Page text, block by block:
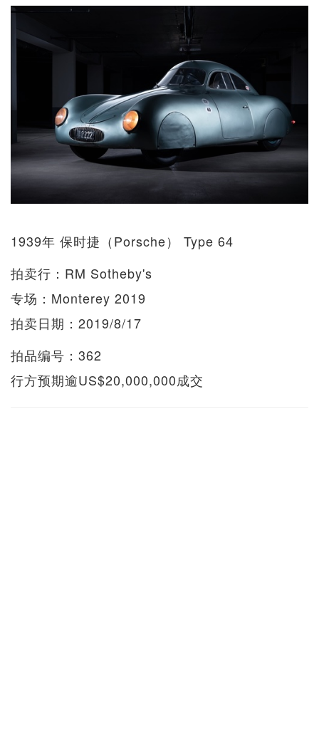
1939年 保时捷（Porsche） Type 64
拍卖行：RM Sotheby's
专场：Monterey 2019
拍卖日期：2019/8/17
拍品编号：362
行方预期逾US$20,000,000成交